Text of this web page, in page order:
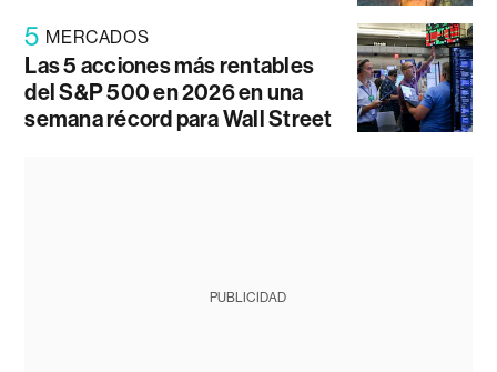
5 MERCADOS
Las 5 acciones más rentables
del S&P 500 en 2026 en una
semana récord para Wall Street
PUBLICIDAD